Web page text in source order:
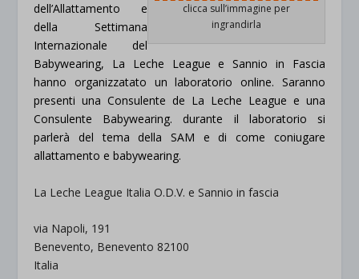
clicca sull’immagine per
ingrandirla
dell’Allattamento e
della Settimana
Internazionale del
Babywearing, La Leche League e Sannio in Fascia
hanno organizzatato un laboratorio online. Saranno
presenti una Consulente de La Leche League e una
Consulente Babywearing. durante il laboratorio si
parlerà del tema della SAM e di come coniugare
allattamento e babywearing.
La Leche League Italia O.D.V. e Sannio in fascia
via Napoli, 191
Benevento, Benevento 82100
Italia